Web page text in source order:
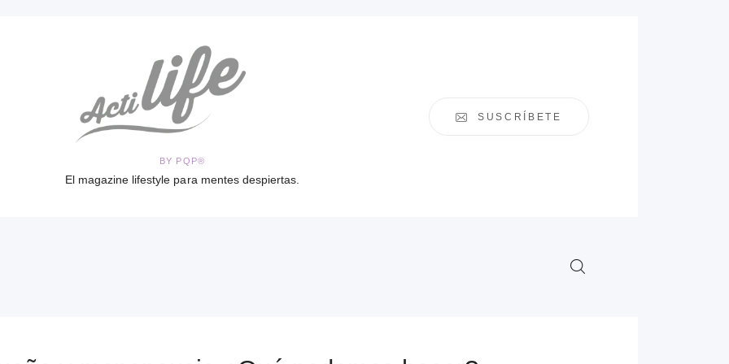
BY PQP®
El magazine lifestyle para mentes despiertas.
SUSCRÍBETE